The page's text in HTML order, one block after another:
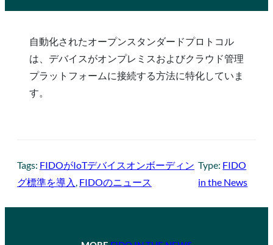
自動化されたオープンスタンダードプロトコル
は、デバイスがオンプレミスおよびクラウド管理
プラットフォームに接続する方法に特化していま
す。
Tags: FIDOがIoTデバイスオンボーディン
グ標準を導入 FIDOのニュース
Type: FIDO
in the News